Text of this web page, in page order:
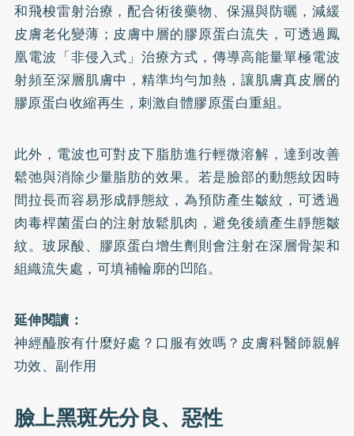
和飛梭雷射治療，配合術後藥物、保濕與防曬，減緩
皮膚老化變薄；皮膚中層的膠原蛋白流失，可透過鳳
凰電波「非侵入式」治療方式，傳導高能量單極電波
射頻至深層肌膚中，精準均勻加熱，讓肌膚真皮層的
膠原蛋白收縮再生，刺激自體膠原蛋白重組。
此外，電波也可對皮下脂肪進行輕微溶解，達到改善
鬆弛與消除少量脂肪的效果。若是臉部的動態紋因時
間拉長而容易形成靜態紋，為預防產生皺紋，可透過
肉毒桿菌蛋白的注射放鬆肌肉，避免後續產生靜態皺
紋。玻尿酸、膠原蛋白增生劑則會注射在深層骨架和
組織流失處，可填補輪廓的凹陷。
延伸閱讀：
神經醯胺有什麼好處？口服有效嗎？皮膚科醫師親解
功效、副作用
臉上黑斑先分良、惡性